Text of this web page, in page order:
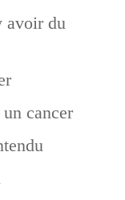
avoir du
cancer